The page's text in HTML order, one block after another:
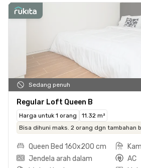
Sedang penuh
Regular Loft Queen B
Harga untuk 1 orang
11.32 m²
Bisa dihuni maks. 2 orang dgn tambahan
Queen Bed 160x200 cm
Jendela arah dalam
AC